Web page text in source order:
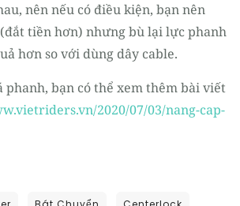
nên nếu có điều kiện, bạn nên
tiền hơn) nhưng bù lại lực phanh
hơn so với dùng dây cable.
phanh, bạn có thể xem thêm bài viết
2020/07/03/nang-cap-